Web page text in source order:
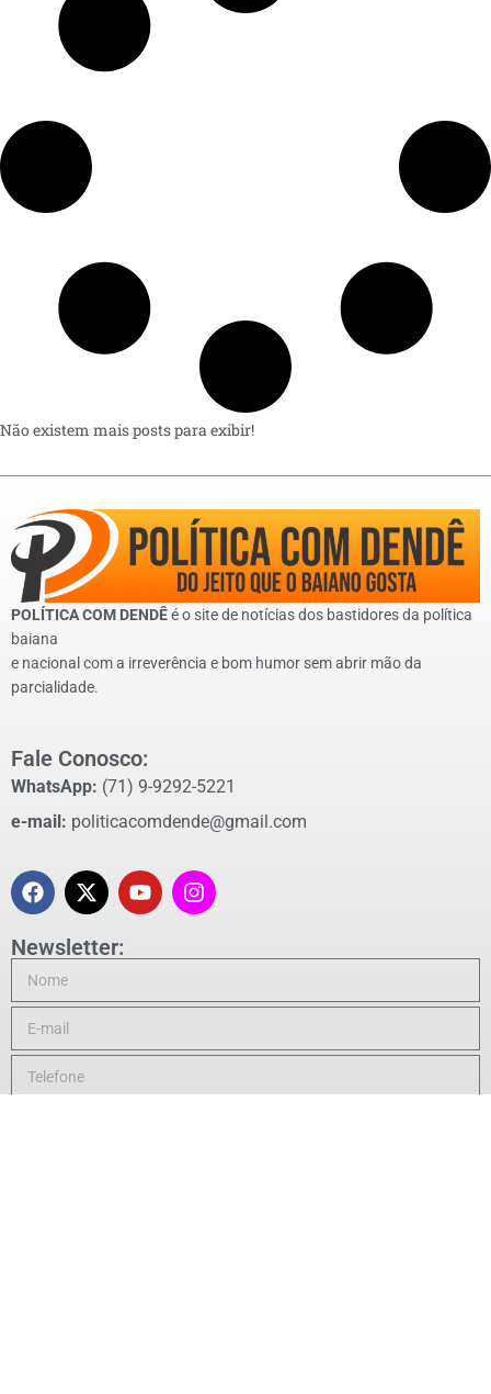
Não existem mais posts para exibir!
POLÍTICA COM DENDÊé o site de notícias dos bastidores da política
baiana
e nacional com a irreverência e bom humor sem abrir mão da
parcialidade.
Fale Conosco:
WhatsApp: (71) 9-9292-5221
e-mail: politicacomdende@gmail.com
Newsletter: